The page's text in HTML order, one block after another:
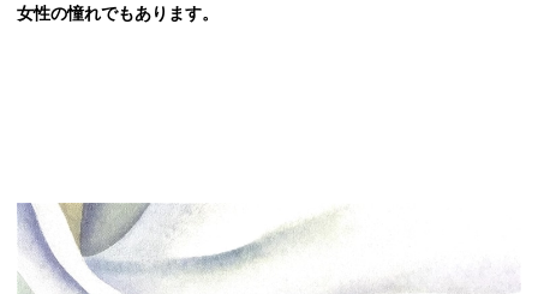
女性の憧れでもあります。